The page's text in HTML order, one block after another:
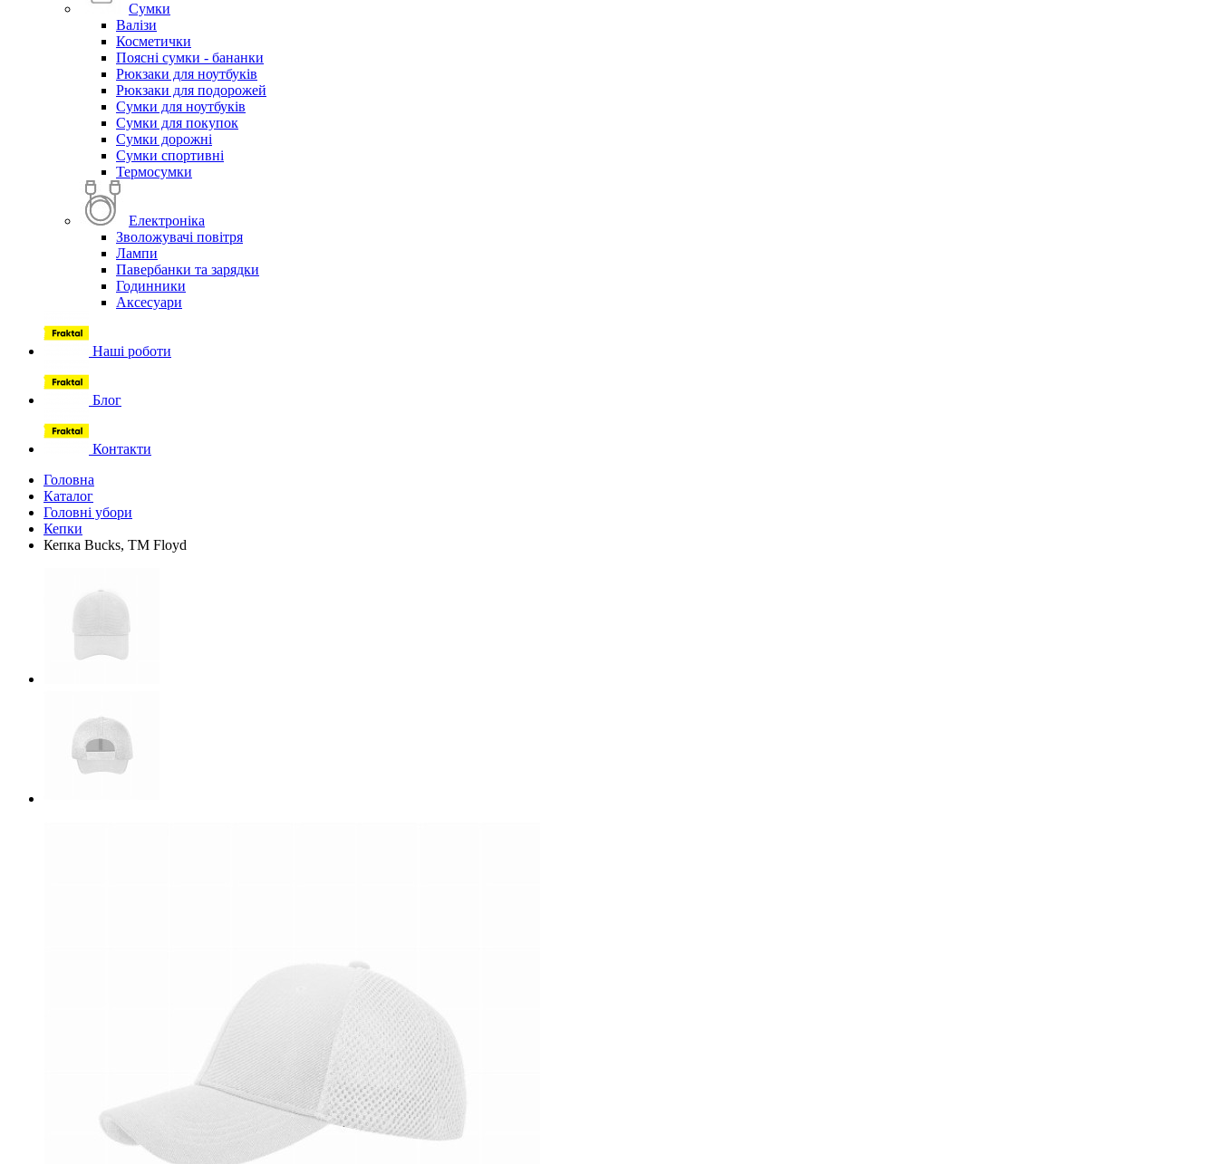
Сумки
Валізи
Косметички
Поясні сумки - бананки
Рюкзаки для ноутбуків
Рюкзаки для подорожей
Сумки для ноутбуків
Сумки для покупок
Сумки дорожні
Сумки спортивні
Термосумки
Електроніка
Зволожувачі повітря
Лампи
Павербанки та зарядки
Годинники
Аксесуари
Наші роботи
Блог
Контакти
Головна
Каталог
Головні убори
Кепки
Кепка Bucks, ТМ Floyd